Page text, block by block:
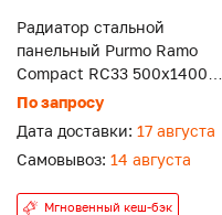
Радиатор стальной
панельный Purmo Ramo
Compact RC33 500x1400
боковое подключение.
По запросу
Дата доставки: 17 августа
Самовывоз: 14 августа
Мгновенный кеш-бэк